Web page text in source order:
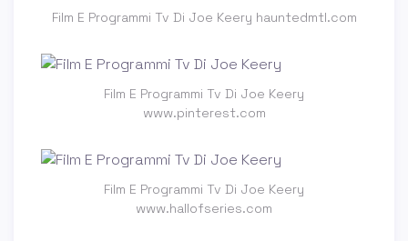
Film E Programmi Tv Di Joe Keery hauntedmtl.com
Film E Programmi Tv Di Joe Keery
www.pinterest.com
Film E Programmi Tv Di Joe Keery
www.hallofseries.com